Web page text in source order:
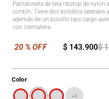
Pantaloneta de tela ribstop de nylon
cordón. Tiene dos bolsillos laterales
además de un bolsillo tipo cargo
con cremallera.
$
$ 143.900
Color
+ 3